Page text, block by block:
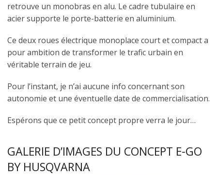
retrouve un monobras en alu. Le cadre tubulaire en
acier supporte le porte-batterie en aluminium.
Ce deux roues électrique monoplace court et compact a
pour ambition de transformer le trafic urbain en
véritable terrain de jeu.
Pour l’instant, je n’ai aucune info concernant son
autonomie et une éventuelle date de commercialisation.
Espérons que ce petit concept propre verra le jour…
GALERIE D’IMAGES DU CONCEPT E-GO
BY HUSQVARNA